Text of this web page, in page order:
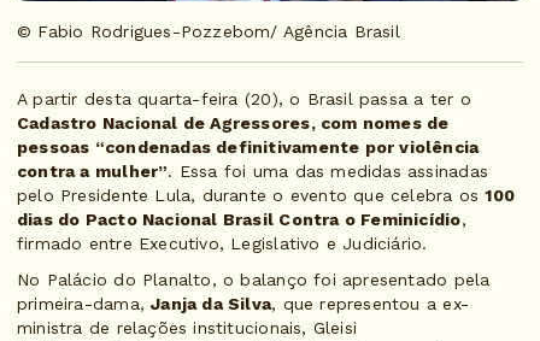
© Fabio Rodrigues-Pozzebom/ Agência Brasil
A partir desta quarta-feira (20), o Brasil passa a ter o
Cadastro Nacional de Agressores, com nomes de
pessoas “condenadas definitivamente por violência
contra a mulher”. Essa foi uma das medidas assinadas
pelo Presidente Lula, durante o evento que celebra os100
dias do Pacto Nacional Brasil Contra o Feminicídio,
firmado entre Executivo, Legislativo e Judiciário.
No Palácio do Planalto, o balanço foi apresentado pela
primeira-dama,Janja da Silva, que representou a ex-
ministra de relações institucionais, Gleisi